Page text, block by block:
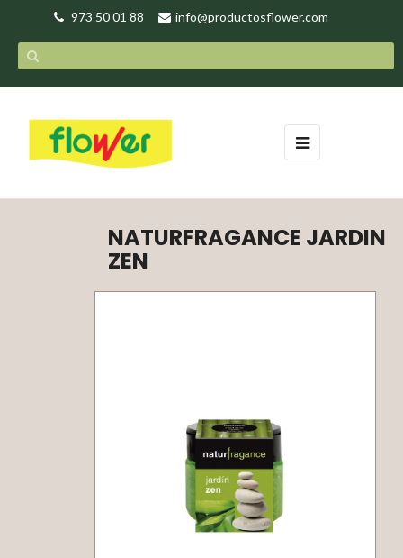
973 50 01 88 info@productosflower.com
Navegación
de
☰
NATURFRAGANCE JARDIN
ZEN